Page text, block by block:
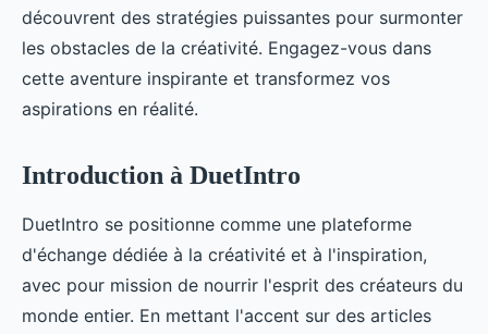
découvrent des stratégies puissantes pour surmonter
les obstacles de la créativité. Engagez-vous dans
cette aventure inspirante et transformez vos
aspirations en réalité.
Introduction à DuetIntro
DuetIntro se positionne comme une plateforme
d'échange dédiée à la créativité et à l'inspiration,
avec pour mission de nourrir l'esprit des créateurs du
monde entier. En mettant l'accent sur des articles